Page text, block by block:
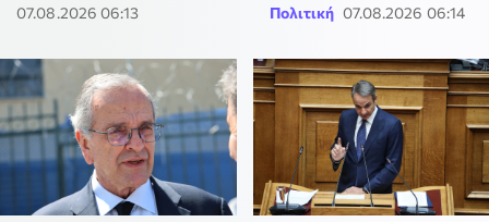
07.08.2026 06:13
Πολιτική 07.08.2026 06:14